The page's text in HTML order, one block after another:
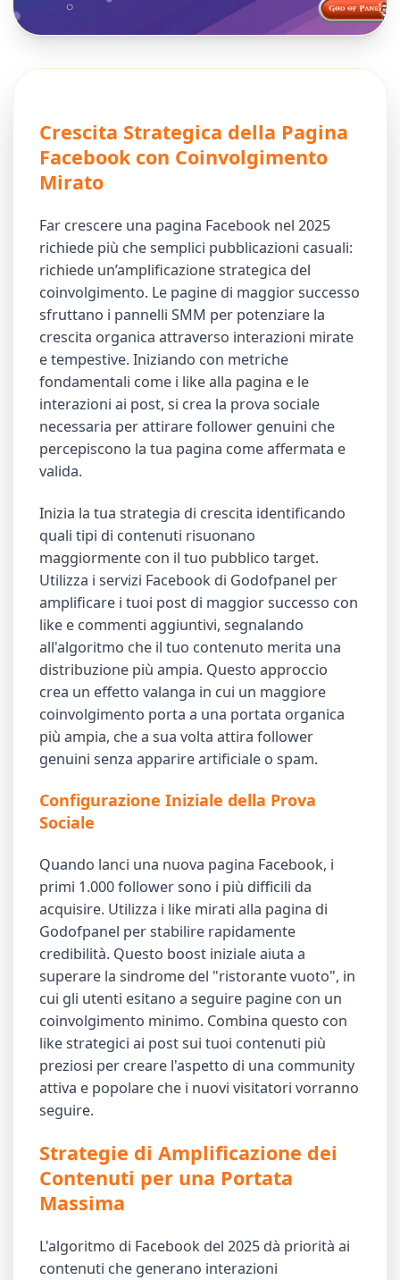
Crescita Strategica della Pagina
Facebook con Coinvolgimento
Mirato
Far crescere una pagina Facebook nel 2025
richiede più che semplici pubblicazioni casuali:
richiede un’amplificazione strategica del
coinvolgimento. Le pagine di maggior successo
sfruttano i pannelli SMM per potenziare la
crescita organica attraverso interazioni mirate
e tempestive. Iniziando con metriche
fondamentali come i like alla pagina e le
interazioni ai post, si crea la prova sociale
necessaria per attirare follower genuini che
percepiscono la tua pagina come affermata e
valida.
Inizia la tua strategia di crescita identificando
quali tipi di contenuti risuonano
maggiormente con il tuo pubblico target.
Utilizza i servizi Facebook di Godofpanel per
amplificare i tuoi post di maggior successo con
like e commenti aggiuntivi, segnalando
all'algoritmo che il tuo contenuto merita una
distribuzione più ampia. Questo approccio
crea un effetto valanga in cui un maggiore
coinvolgimento porta a una portata organica
più ampia, che a sua volta attira follower
genuini senza apparire artificiale o spam.
Configurazione Iniziale della Prova
Sociale
Quando lanci una nuova pagina Facebook, i
primi 1.000 follower sono i più difficili da
acquisire. Utilizza i like mirati alla pagina di
Godofpanel per stabilire rapidamente
credibilità. Questo boost iniziale aiuta a
superare la sindrome del "ristorante vuoto", in
cui gli utenti esitano a seguire pagine con un
coinvolgimento minimo. Combina questo con
like strategici ai post sui tuoi contenuti più
preziosi per creare l'aspetto di una community
attiva e popolare che i nuovi visitatori vorranno
seguire.
Strategie di Amplificazione dei
Contenuti per una Portata
Massima
L'algoritmo di Facebook del 2025 dà priorità ai
contenuti che generano interazioni